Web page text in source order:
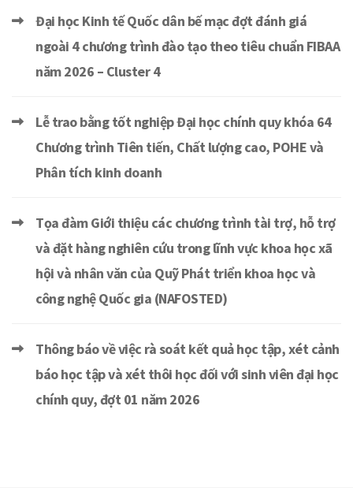
Đại học Kinh tế Quốc dân bế mạc đợt đánh giá
ngoài 4 chương trình đào tạo theo tiêu chuẩn FIBAA
năm 2026 – Cluster 4
Lễ trao bằng tốt nghiệp Đại học chính quy khóa 64
Chương trình Tiên tiến, Chất lượng cao, POHE và
Phân tích kinh doanh
Tọa đàm Giới thiệu các chương trình tài trợ, hỗ trợ
và đặt hàng nghiên cứu trong lĩnh vực khoa học xã
hội và nhân văn của Quỹ Phát triển khoa học và
công nghệ Quốc gia (NAFOSTED)
Thông báo về việc rà soát kết quả học tập, xét cảnh
báo học tập và xét thôi học đối với sinh viên đại học
chính quy, đợt 01 năm 2026